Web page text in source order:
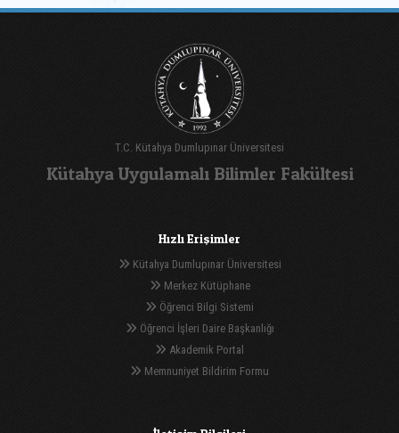
T.C. Kütahya Dumlupınar Üniversitesi
Kütahya Uygulamalı Bilimler Fakültesi
Hızlı Erişimler
Kütahya Dumlupınar Üniversitesi
Merkez Kütüphane
Öğrenci Bilgi Sistemi
Öğrenci İşleri Daire Başkanlığı
Akademik Portal
Memnuniyet Bildirim Formu